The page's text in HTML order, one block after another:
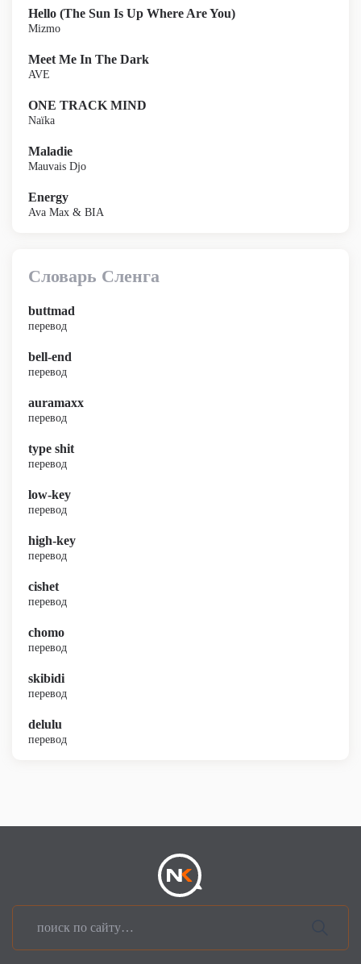
Hello (The Sun Is Up Where Are You)
Mizmo
Meet Me In The Dark
AVE
ONE TRACK MIND
Naïka
Maladie
Mauvais Djo
Energy
Ava Max & BIA
Словарь Сленга
buttmad
перевод
bell-end
перевод
auramaxx
перевод
type shit
перевод
low-key
перевод
high-key
перевод
cishet
перевод
chomo
перевод
skibidi
перевод
delulu
перевод